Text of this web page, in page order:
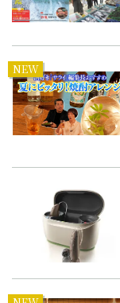
NEW